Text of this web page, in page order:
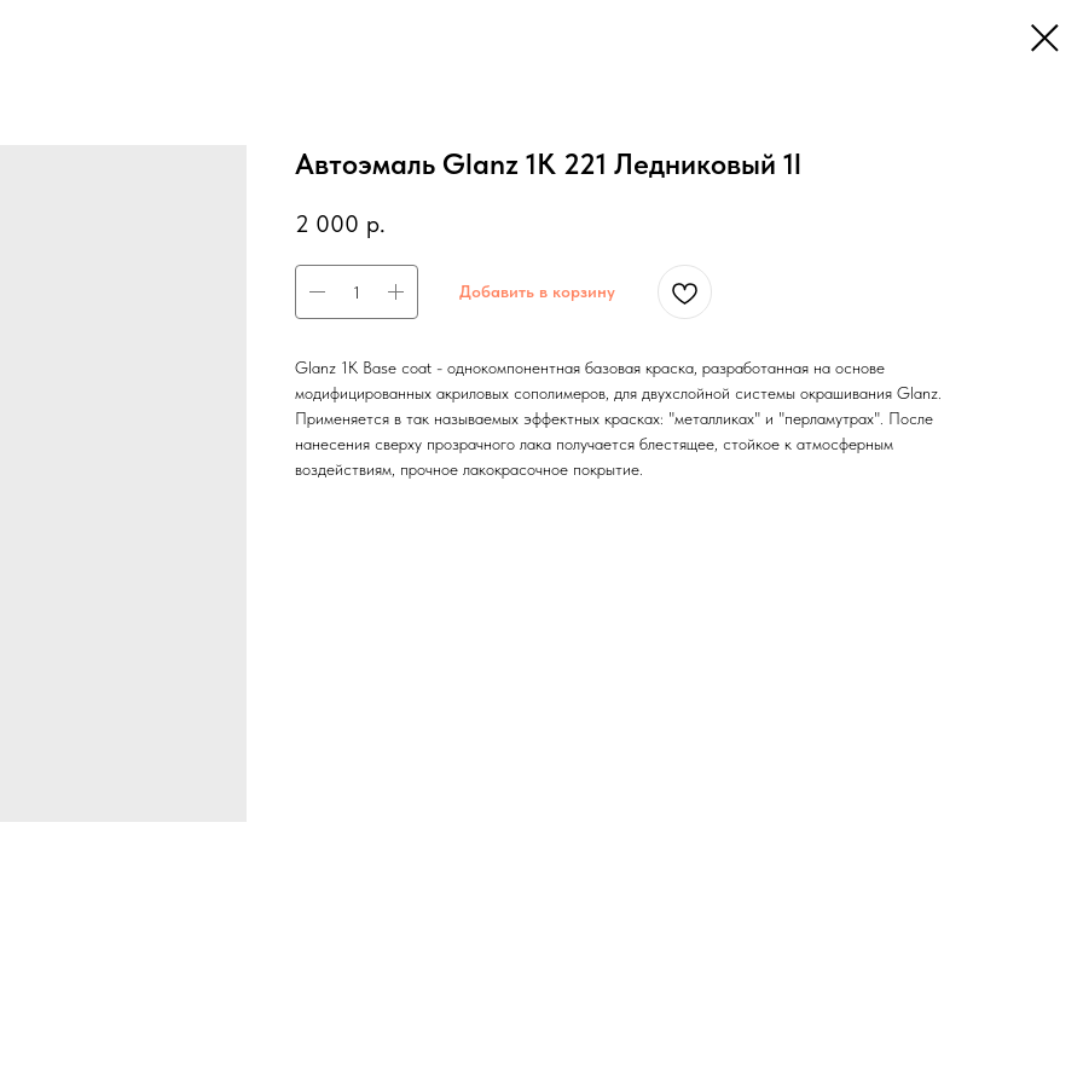
Автоэмаль Glanz 1K 221 Ледниковый 1l
2 000 р.
Добавить в корзину
Glanz 1K Base coat - однокомпонентная базовая краска, разработанная на основе
модифицированных акриловых сополимеров, для двухслойной системы окрашивания Glanz.
Применяется в так называемых эффектных красках: "металликах" и "перламутрах". После
нанесения сверху прозрачного лака получается блестящее, стойкое к атмосферным
воздействиям, прочное лакокрасочное покрытие.